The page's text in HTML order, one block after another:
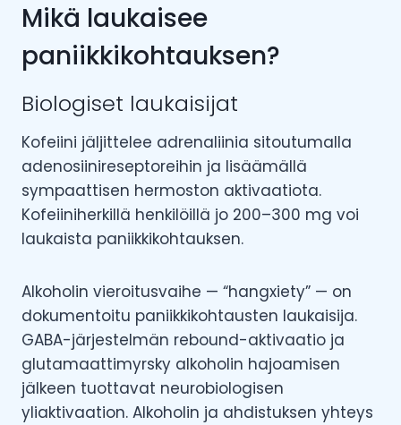
Mikä laukaisee
paniikkikohtauksen?
Biologiset laukaisijat
Kofeiini jäljittelee adrenaliinia sitoutumalla
adenosiinireseptoreihin ja lisäämällä
sympaattisen hermoston aktivaatiota.
Kofeiiniherkillä henkilöillä jo 200–300 mg voi
laukaista paniikkikohtauksen.
Alkoholin vieroitusvaihe — “hangxiety” — on
dokumentoitu paniikkikohtausten laukaisija.
GABA-järjestelmän rebound-aktivaatio ja
glutamaattimyrsky alkoholin hajoamisen
jälkeen tuottavat neurobiologisen
yliaktivaation. Alkoholin ja ahdistuksen yhteys